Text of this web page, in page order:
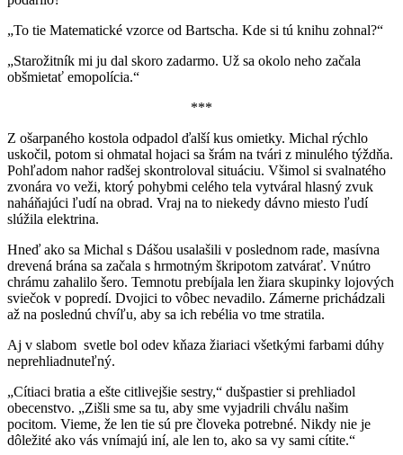
„To tie Matematické vzorce od Bartscha. Kde si tú knihu zohnal?“
„Starožitník mi ju dal skoro zadarmo. Už sa okolo neho začala
obšmietať emopolícia.“
***
Z ošarpaného kostola odpadol ďalší kus omietky. Michal rýchlo
uskočil, potom si ohmatal hojaci sa šrám na tvári z minulého týždňa.
Pohľadom nahor radšej skontroloval situáciu. Všimol si svalnatého
zvonára vo veži, ktorý pohybmi celého tela vytváral hlasný zvuk
naháňajúci ľudí na obrad. Vraj na to niekedy dávno miesto ľudí
slúžila elektrina.
Hneď ako sa Michal s Dášou usalašili v poslednom rade, masívna
drevená brána sa začala s hrmotným škripotom zatvárať. Vnútro
chrámu zahalilo šero. Temnotu prebíjala len žiara skupinky lojových
sviečok v popredí. Dvojici to vôbec nevadilo. Zámerne prichádzali
až na poslednú chvíľu, aby sa ich rebélia vo tme stratila.
Aj v slabom svetle bol odev kňaza žiariaci všetkými farbami dúhy
neprehliadnuteľný.
„Cítiaci bratia a ešte citlivejšie sestry,“ dušpastier si prehliadol
obecenstvo. „Zišli sme sa tu, aby sme vyjadrili chválu našim
pocitom. Vieme, že len tie sú pre človeka potrebné. Nikdy nie je
dôležité ako vás vnímajú iní, ale len to, ako sa vy sami cítite.“